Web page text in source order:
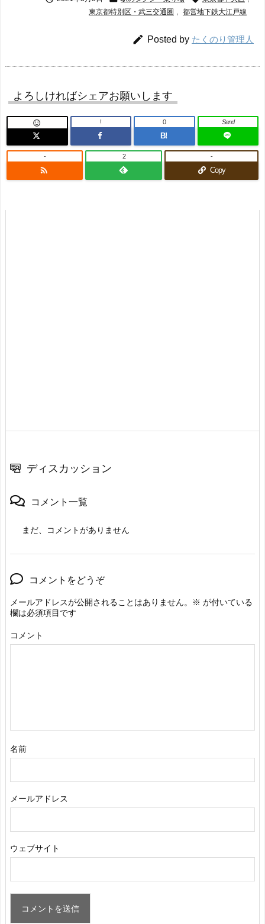
東京都特別区・武三交通圏 , 都営地下鉄大江戸線
 Posted by たくのり管理人
よろしければシェアお願いします
 !
B!
0 Send

- 2
Copy
-
ディスカッション
コメント一覧
まだ、コメントがありません
コメントをどうぞ
メールアドレスが公開されることはありません。 ※ が付いている
欄は必須項目です
コメント
名前
メールアドレス
ウェブサイト